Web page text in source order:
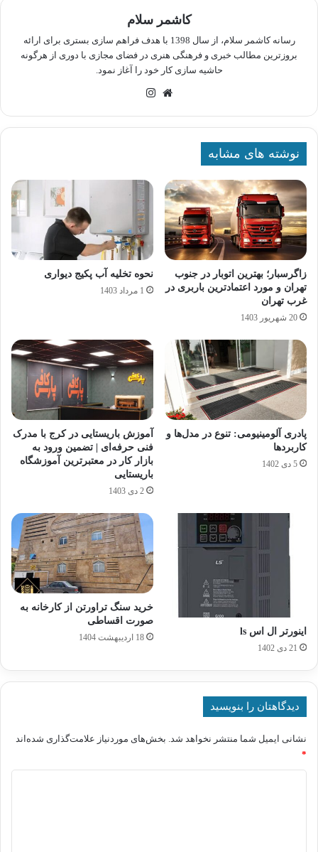
کاشمر سلام
رسانه کاشمر سلام، از سال 1398 با هدف فراهم سازی بستری برای ارائه
بروزترین مطالب خبری و فرهنگی هنری در فضای مجازی با دوری از هرگونه
حاشیه سازی کار خود را آغاز نمود.
وبسایت
نوشته های مشابه
زاگرسبار؛ بهترین اتوبار در جنوب
تهران و مورد اعتمادترین باربری در
غرب تهران
20 شهریور 1403
نحوه تخلیه آب پکیج دیواری
1 مرداد 1403
پادری آلومینیومی: تنوع در مدل‌ها و
کاربردها
5 دی 1402
آموزش باریستایی در کرج با مدرک
فنی حرفه‌ای | تضمین ورود به
بازار کار در معتبرترین آموزشگاه
باریستایی
2 دی 1403
اینورتر ال اس ls
21 دی 1402
خرید سنگ تراورتن از کارخانه به
صورت اقساطی
18 اردیبهشت 1404
دیدگاهتان را بنویسید
نشانی ایمیل شما منتشر نخواهد شد. بخش‌های موردنیاز علامت‌گذاری شده‌اند
*